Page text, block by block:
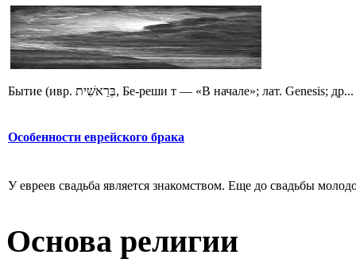
Бытие (ивр. בְּרֵאשִׁית‎, Бе-реши т — «В начале»; лат. Genesis; др...
Особенности еврейского брака
У евреев свадьба является знакомством. Еще до свадьбы
Основа религии